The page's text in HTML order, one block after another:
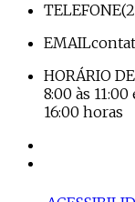
TELEFONE
EMAIL
HORÁRIO
8:00 às
16:00 horas